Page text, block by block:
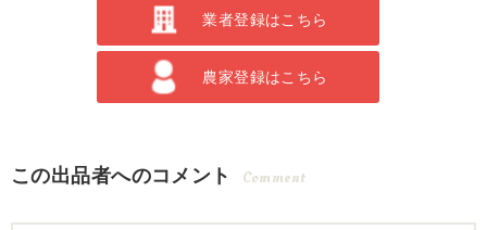
業者登録はこちら
農家登録はこちら
この出品者へのコメント Comment